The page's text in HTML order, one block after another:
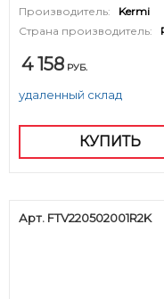
Производитель:
Kermi
Страна производитель:
4 158 РУБ.
удаленный склад
КУПИТЬ
Арт. FTV220502001R2K